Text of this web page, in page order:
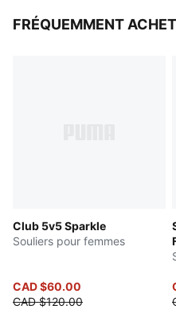
FRÉQUEMMENT
Club 5v5 Sparkle
Souliers pour femmes
CAD $60.00
CAD $120.00